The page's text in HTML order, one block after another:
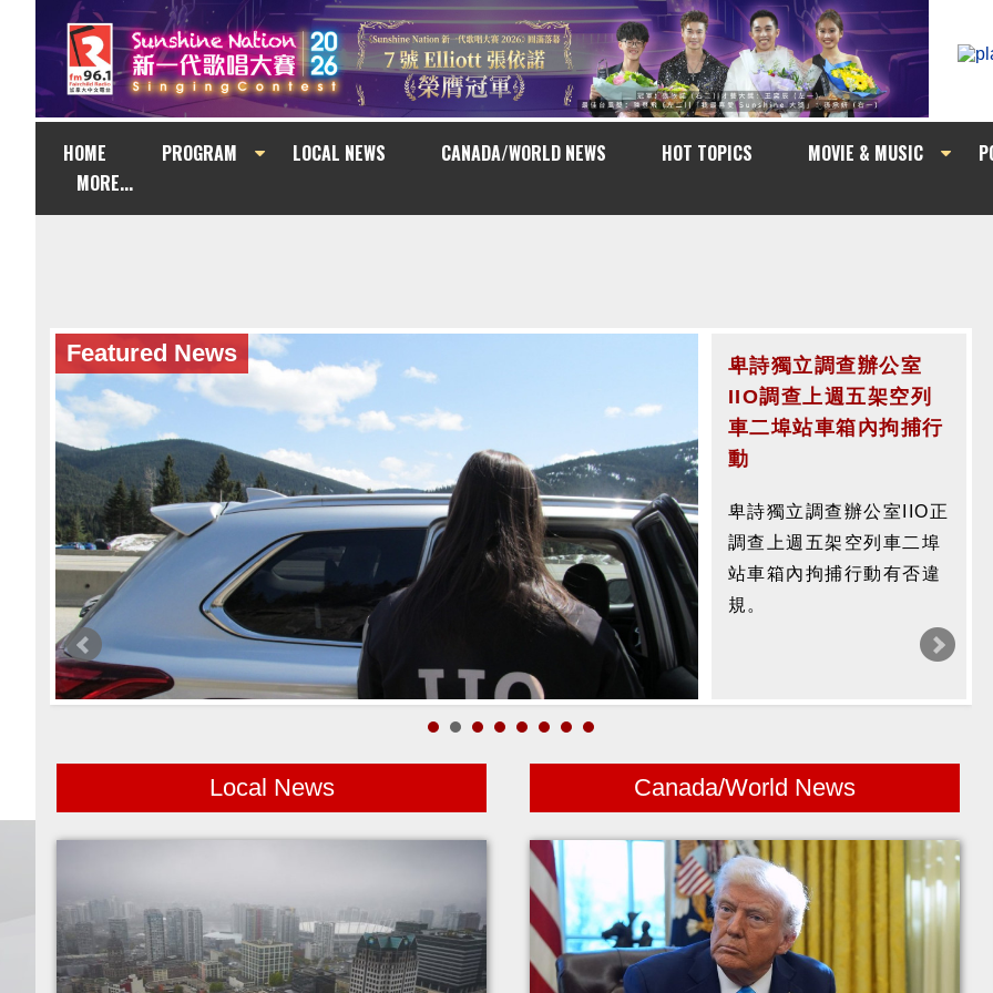
HOME PROGRAM LOCAL NEWS CANADA/WORLD NEWS HOT TOPICS MOVIE & MUSIC
MORE...
Featured News
卑詩獨立調查辦公室
IIO調查上週五架空列
車二埠站車箱內拘捕行
動
卑詩獨立調查辦公室IIO正
調查上週五架空列車二埠
站車箱內拘捕行動有否違
規。
Featured News
卑詩獨立調查辦公室
IIO調查週五凌晨素里
市警拘捕電單車手行動
中有否違規
卑詩獨立調查辦公室IIO正
在調查週五凌晨在素里，
市警拘捕電單車手的行動
中有否違規。
Local News Canada/World News